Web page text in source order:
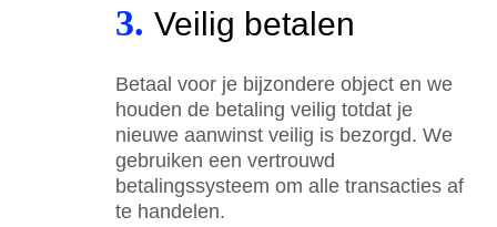
3. Veilig betalen
Betaal voor je bijzondere object en we
houden de betaling veilig totdat je
nieuwe aanwinst veilig is bezorgd. We
gebruiken een vertrouwd
betalingssysteem om alle transacties af
te handelen.